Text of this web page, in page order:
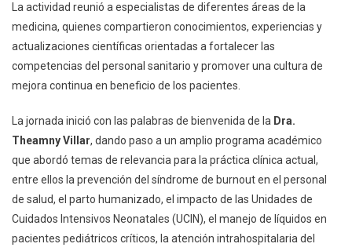
La actividad reunió a especialistas de diferentes áreas de la
medicina, quienes compartieron conocimientos, experiencias y
actualizaciones científicas orientadas a fortalecer las
competencias del personal sanitario y promover una cultura de
mejora continua en beneficio de los pacientes.
La jornada inició con las palabras de bienvenida de la Dra.
Theamny Villar, dando paso a un amplio programa académico
que abordó temas de relevancia para la práctica clínica actual,
entre ellos la prevención del síndrome de burnout en el personal
de salud, el parto humanizado, el impacto de las Unidades de
Cuidados Intensivos Neonatales (UCIN), el manejo de líquidos en
pacientes pediátricos críticos, la atención intrahospitalaria del